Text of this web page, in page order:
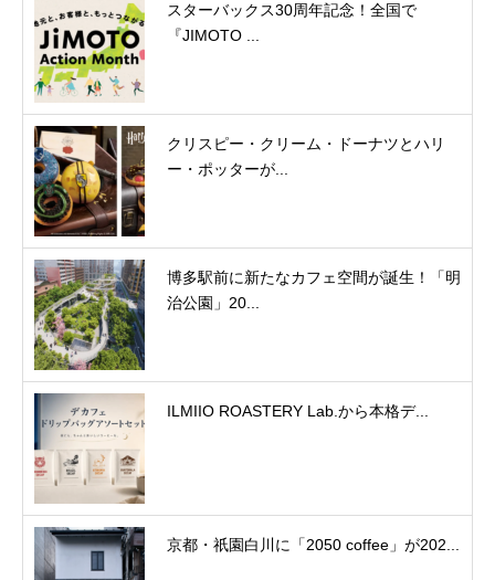
スターバックス30周年記念！全国で
『JIMOTO ...
クリスピー・クリーム・ドーナツとハリ
ー・ポッターが...
博多駅前に新たなカフェ空間が誕生！「明
治公園」20...
ILMIIO ROASTERY Lab.から本格デ...
京都・祇園白川に「2050 coffee」が202...